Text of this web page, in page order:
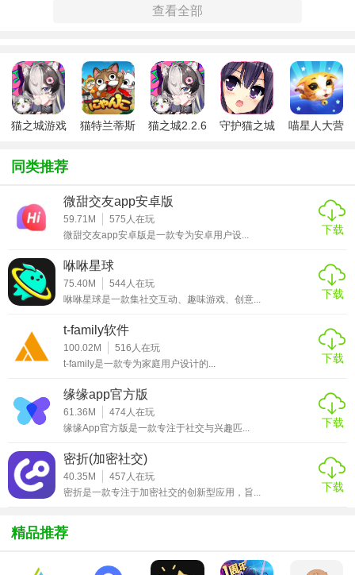
【以猫己安卓版特色】
1. 智能健康管理：自动生成猫咪健康报告，结合数据趋势分
析潜在健康风险，支持与兽医远程共享数据。
2. 个性化提醒系统：根据猫咪年龄、品种定制疫苗、驱虫、
体检提醒，避免遗漏重要护理节点。
3. 趣味互动社区：内置猫咪表情包生成器、趣味小游戏，支
持用户分享养猫日常，参与话题讨论。
【以猫己安卓版内容】
1. 健康档案：记录猫咪基本信息、病史、过敏史，上传体检
报告和照片。
辅助分析。
3. 知识库：涵盖猫咪饮食、行为、疾病预防等科普文章，由
服务。
查看全部
猫之城游戏
猫特兰蒂斯
猫之城2.2.6
守护猫之城
喵星人大营
同类推荐
微甜交友app安卓版
59.71M 575 人在玩
微甜交友app安卓版是一款专为安卓用户设...
下载
咻咻星球
75.40M 544人在玩
咻咻星球是一款集社交互动、趣味游戏、创意...
下载
t-family软件
100.02M 516 人在玩
t-family是一款专为家庭用户设计的...
下载
缘缘app官方版
61.36M 474人在玩
缘缘App官方版是一款专注于社交与兴趣匹...
下载
密折(加密社交)
40.35M 457 人在玩
密折是一款专注于加密社交的创新型应用，旨...
下载
精品推荐